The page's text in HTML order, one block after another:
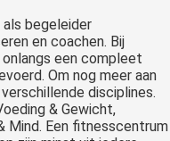
als begeleider
en coachen. Bij
een compleet
Om nog meer aan
disciplines.
& Gewicht,
Mind. Een fitnesscentrum